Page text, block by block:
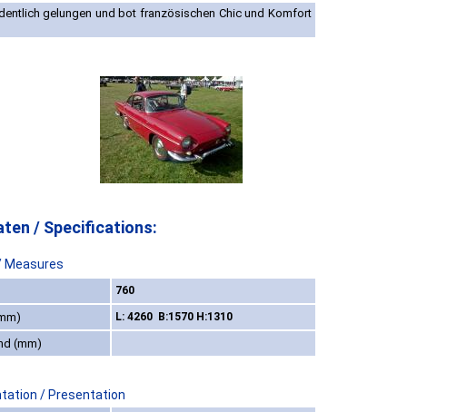
gelungen und bot französischen Chic und Komfort
/ Specifications:
Measures
760
L: 4260 B:1570 H:1310
(mm)
/ Presentation